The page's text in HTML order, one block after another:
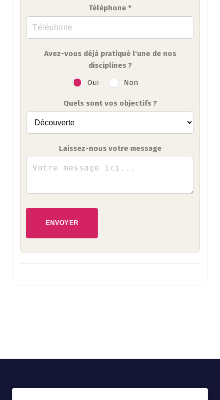
Téléphone *
Avez-vous déjà pratiqué l'une de nos
disciplines ?
Oui
Non
Quels sont vos objectifs ?
Laissez-nous votre message